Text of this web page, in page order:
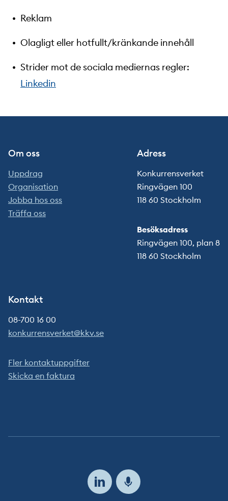
Reklam
Olagligt eller hotfullt/kränkande innehåll
Strider mot de sociala mediernas regler:
Linkedin
Om oss
Uppdrag
Organisation
Jobba hos oss
Träffa oss
Adress
Konkurrensverket
Ringvägen 100
118 60 Stockholm
Besöksadress
Ringvägen 100, plan 8
118 60 Stockholm
Kontakt
08-700 16 00
konkurrensverket@kkv.se
Fler kontaktuppgifter
Skicka en faktura
Följ
oss